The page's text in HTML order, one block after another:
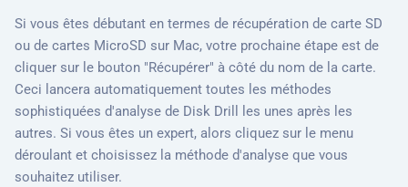
Si vous êtes débutant en termes de récupération de carte SD
ou de cartes MicroSD sur Mac, votre prochaine étape est de
cliquer sur le bouton "Récupérer" à côté du nom de la carte.
Ceci lancera automatiquement toutes les méthodes
sophistiquées d'analyse de Disk Drill les unes après les
autres. Si vous êtes un expert, alors cliquez sur le menu
déroulant et choisissez la méthode d'analyse que vous
souhaitez utiliser.